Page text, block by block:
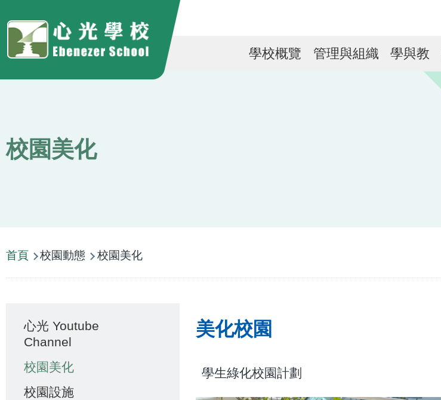
Main
學校概覽 管理與組織 學與教
校園美化
航
連
首頁 校園動態 校園美化
美化校園
學生綠化校園計劃
Main
navigation
心光 Youtube
Channel
校園美化
校園設施